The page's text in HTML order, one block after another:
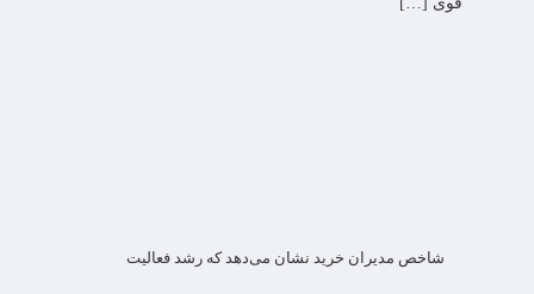
شاخص مدیران خرید نشان می‌دهد که رشد فعالیت